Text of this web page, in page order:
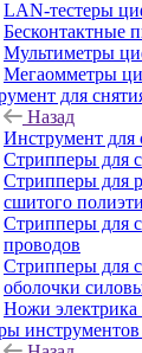
LAN-тестеры
Бесконтактные
Мультиметры
Мегаомметры
для
Назад
Инструмент для
Стрипперы для
Стрипперы для
сшитого
Cтрипперы для
проводов
Стрипперы для
оболочки
Ножи электрика
инструментов